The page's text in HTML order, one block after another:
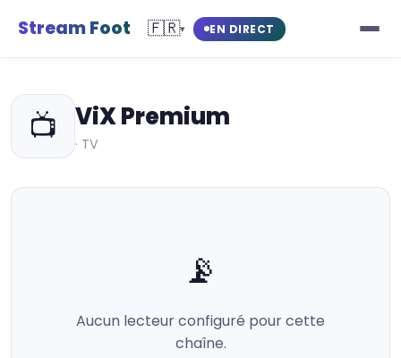
Stream Foot 🇫🇷▾ EN DIRECT
📺 ViX Premium
· TV
📡
Aucun lecteur configuré pour cette
chaîne.